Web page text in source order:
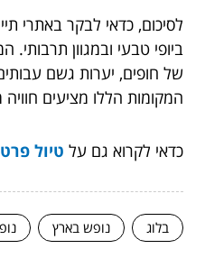
לסיכום, כדאי לבקר באתרי
ביופי טבעי ובמגוון
של חופים, יערות גשם
המקומות הללו מציעים
כדאי לקרוא גם על טיול
בלוג נופש בארץ